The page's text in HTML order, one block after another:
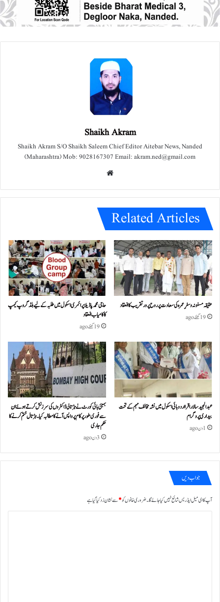
Shaikh Akram
Shaikh Akram S/O Shaikh Saleem Chief Editor Aitebar News, Nanded
(Maharashtra) Mob: 9028167307 Email: akram.ned@gmail.com
e
Related Articles
عقیقہ مسنونہ و سفرِ عمرہ کی سعادت پر روح پرور تقریب کا انعقاد
19 گھنٹے ago
حاجی محمد پاڈیلا پرائمری اسکول میں طلبہ کے لیے بلڈ گروپ کیمپ
کا کامیاب انعقاد
19 گھنٹے ago
عبدالمجید سالار اقرا اردو ہائی اسکول میں نشہ مخالف مہم کے تحت
بیداری پروگرام
1 دن ago
بمبئی ہائی کورٹ نے ہڑتالی ڈاکٹروں کی سرزنش کرتے ہوئے ان
سے فوری طور پر کام پر واپس آنے کا مطالبہ کیا۔ہڑتال ختم کرنے کا
حکم جاری
3 دن ago
جواب دیں
آپ کا ای میل ایڈریس شائع نہیں کیا جائے گا۔ضروری خانوں کو*سے نشان زد کیا گیا ہے